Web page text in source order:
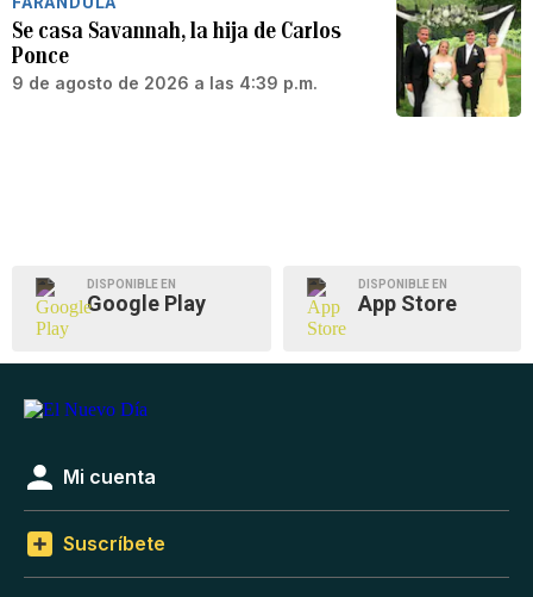
Se casa Savannah, la hija de Carlos
Ponce
9 de agosto de 2026 a las 4:39 p.m.
DISPONIBLE EN
Google Play
DISPONIBLE EN
App Store
Mi cuenta
Suscríbete